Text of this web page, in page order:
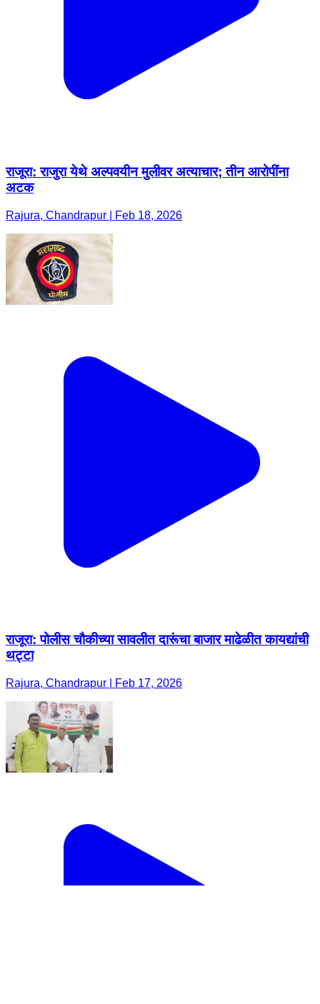
राजूरा: राजुरा येथे अल्पवयीन मुलीवर अत्याचार; तीन आरोपींना
अटक
Rajura, Chandrapur | Feb 18, 2026
राजूरा: पोलीस चौकीच्या सावलीत दारूंचा बाजार माढेळीत कायद्यांची
थट्टा
Rajura, Chandrapur | Feb 17, 2026